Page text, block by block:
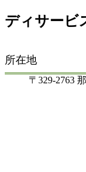
ディサー
所在地
〒329-2763